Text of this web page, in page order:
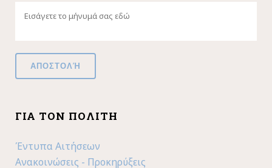
ΓΙΑ ΤΟΝ ΠΟΛΊΤΗ
Έντυπα Αιτήσεων
Ανακοινώσεις - Προκηρύξεις